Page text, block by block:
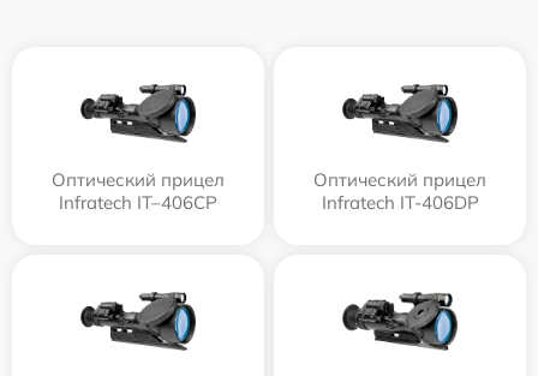
Оптический прицел
Infratech IT–406СP
Оптический прицел
Infratech IT-406DP